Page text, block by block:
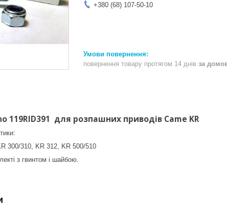
+380 (68) 107-50-10
повернення товару протягом 14 днів за
119RID391 для розпашних приводів Came KR
300/310, KR 312, KR 500/510
з гвинтом і шайбою.